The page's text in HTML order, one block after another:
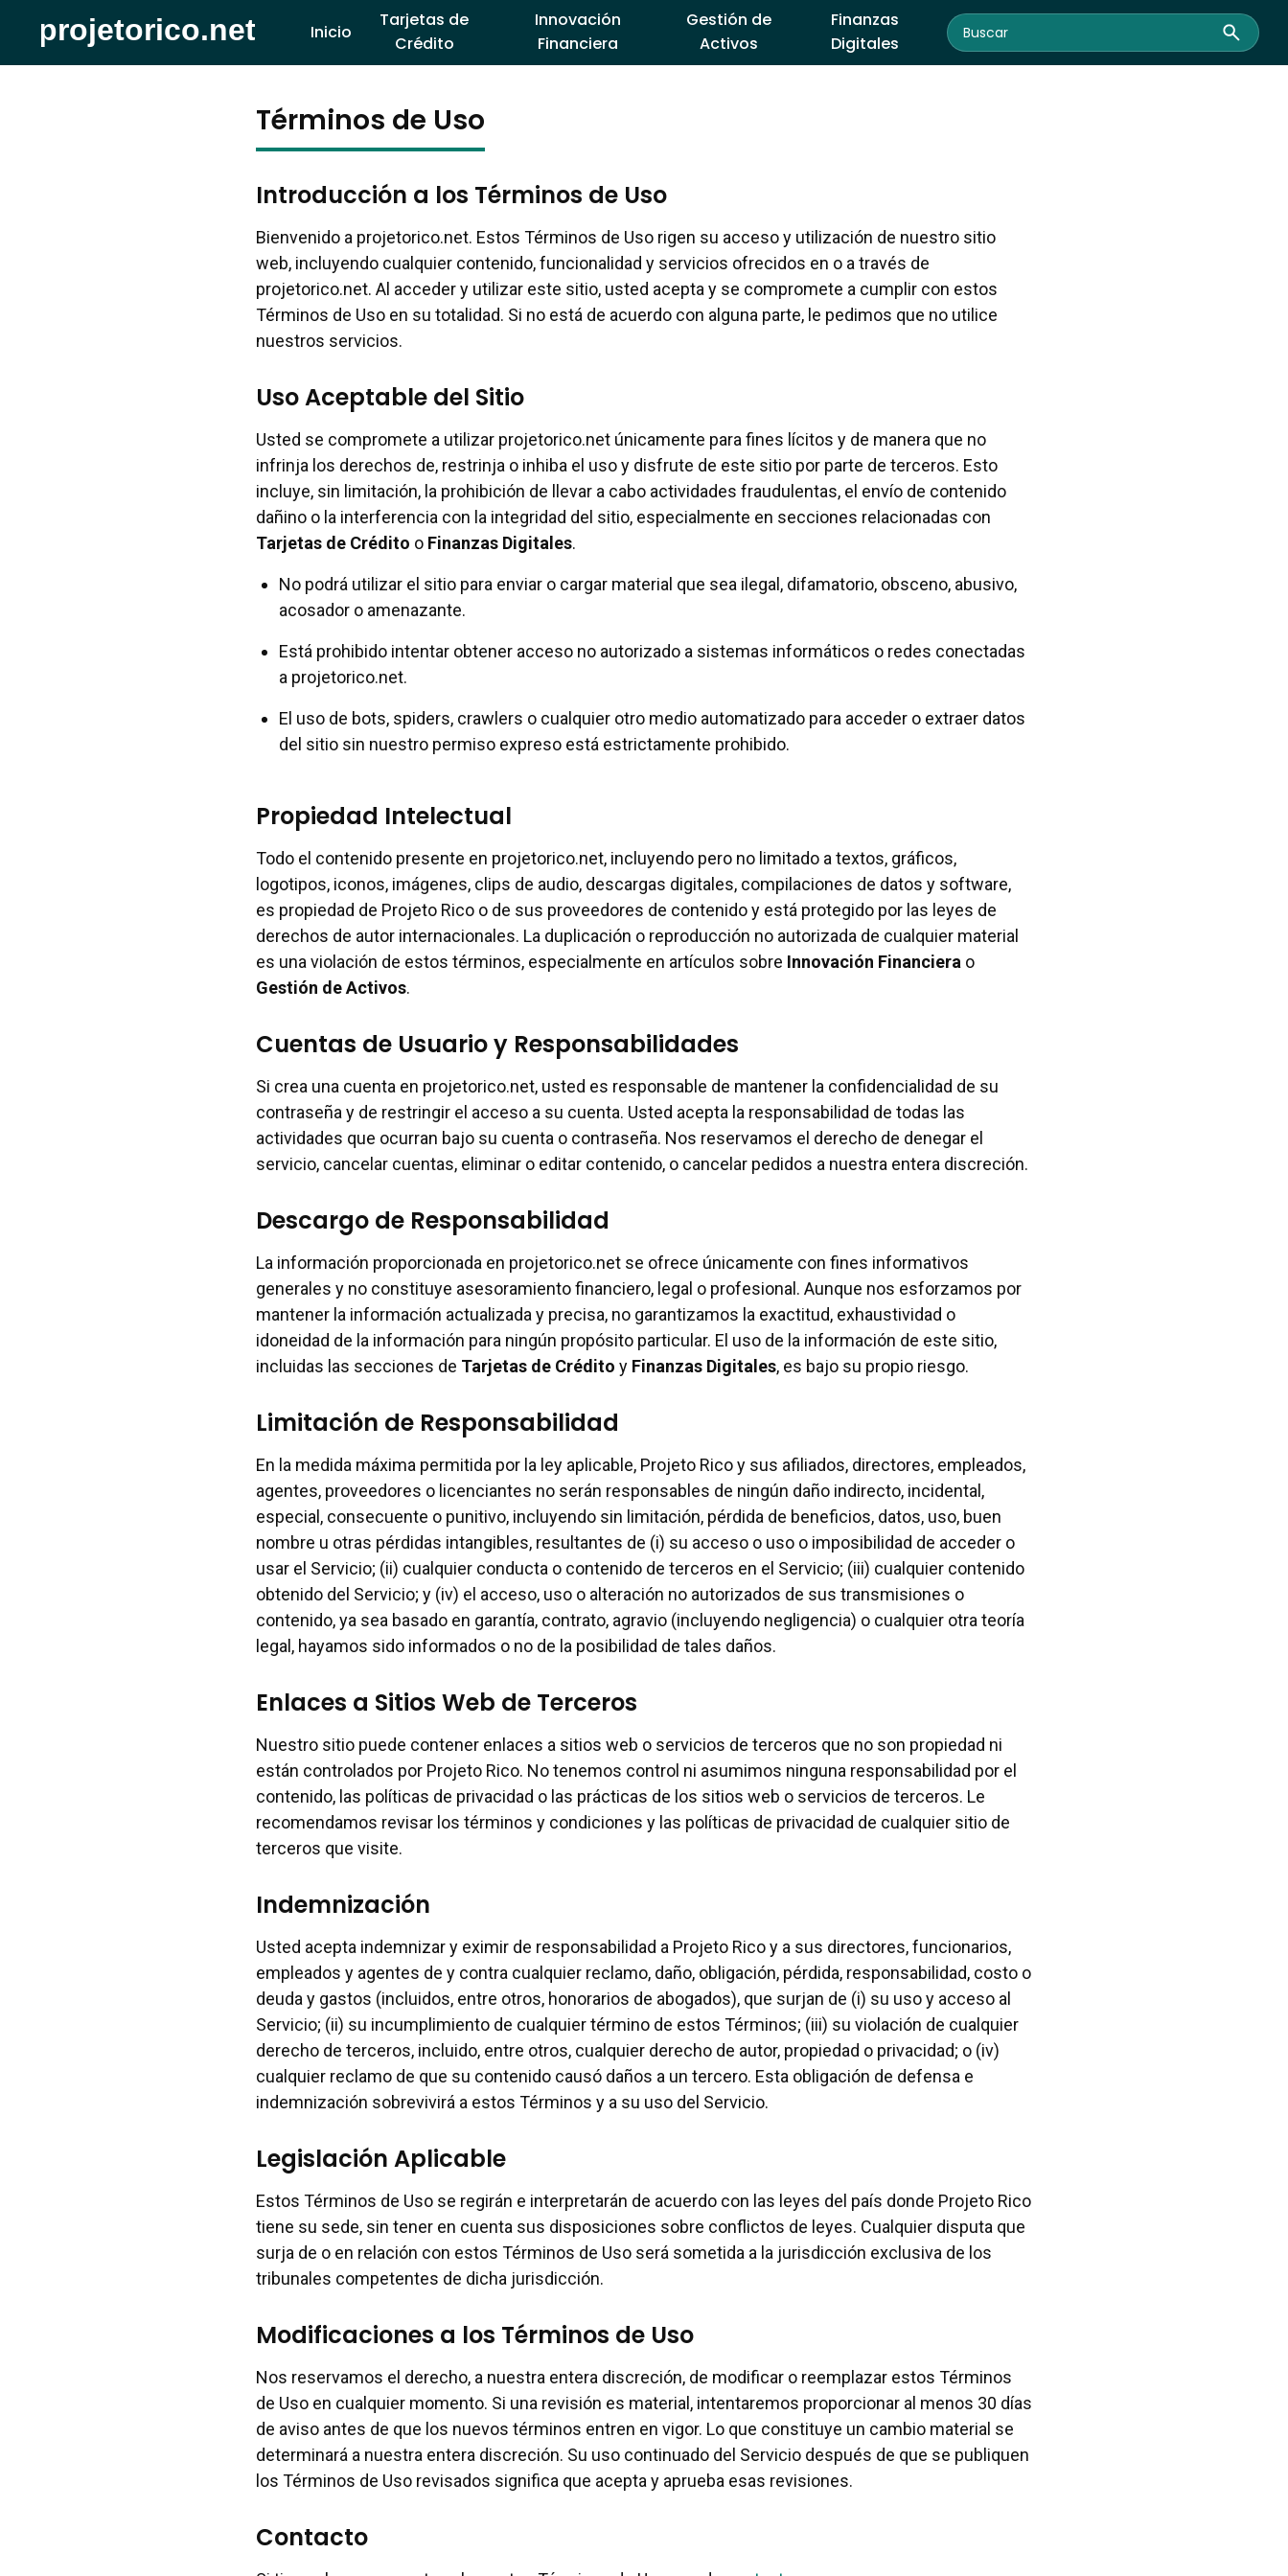
Inicio
Tarjetas de
Crédito
Innovación
Financiera
Gestión de
Activos
Finanzas
Digitales
Términos de Uso
Introducción a los Términos de Uso
Bienvenido a projetorico.net. Estos Términos de Uso rigen su acceso y utilización de nuestro sitio
web, incluyendo cualquier contenido, funcionalidad y servicios ofrecidos en o a través de
projetorico.net. Al acceder y utilizar este sitio, usted acepta y se compromete a cumplir con estos
Términos de Uso en su totalidad. Si no está de acuerdo con alguna parte, le pedimos que no utilice
nuestros servicios.
Uso Aceptable del Sitio
Usted se compromete a utilizar projetorico.net únicamente para fines lícitos y de manera que no
infrinja los derechos de, restrinja o inhiba el uso y disfrute de este sitio por parte de terceros. Esto
incluye, sin limitación, la prohibición de llevar a cabo actividades fraudulentas, el envío de contenido
dañino o la interferencia con la integridad del sitio, especialmente en secciones relacionadas con
Tarjetas de Crédito o Finanzas Digitales.
No podrá utilizar el sitio para enviar o cargar material que sea ilegal, difamatorio, obsceno, abusivo,
acosador o amenazante.
Está prohibido intentar obtener acceso no autorizado a sistemas informáticos o redes conectadas
a projetorico.net.
El uso de bots, spiders, crawlers o cualquier otro medio automatizado para acceder o extraer datos
del sitio sin nuestro permiso expreso está estrictamente prohibido.
Propiedad Intelectual
Todo el contenido presente en projetorico.net, incluyendo pero no limitado a textos, gráficos,
logotipos, iconos, imágenes, clips de audio, descargas digitales, compilaciones de datos y software,
es propiedad de Projeto Rico o de sus proveedores de contenido y está protegido por las leyes de
derechos de autor internacionales. La duplicación o reproducción no autorizada de cualquier material
es una violación de estos términos, especialmente en artículos sobre Innovación Financiera o
Gestión de Activos.
Cuentas de Usuario y Responsabilidades
Si crea una cuenta en projetorico.net, usted es responsable de mantener la confidencialidad de su
contraseña y de restringir el acceso a su cuenta. Usted acepta la responsabilidad de todas las
actividades que ocurran bajo su cuenta o contraseña. Nos reservamos el derecho de denegar el
servicio, cancelar cuentas, eliminar o editar contenido, o cancelar pedidos a nuestra entera discreción.
Descargo de Responsabilidad
La información proporcionada en projetorico.net se ofrece únicamente con fines informativos
generales y no constituye asesoramiento financiero, legal o profesional. Aunque nos esforzamos por
mantener la información actualizada y precisa, no garantizamos la exactitud, exhaustividad o
idoneidad de la información para ningún propósito particular. El uso de la información de este sitio,
incluidas las secciones de Tarjetas de Crédito y Finanzas Digitales, es bajo su propio riesgo.
Limitación de Responsabilidad
En la medida máxima permitida por la ley aplicable, Projeto Rico y sus afiliados, directores, empleados,
agentes, proveedores o licenciantes no serán responsables de ningún daño indirecto, incidental,
especial, consecuente o punitivo, incluyendo sin limitación, pérdida de beneficios, datos, uso, buen
nombre u otras pérdidas intangibles, resultantes de (i) su acceso o uso o imposibilidad de acceder o
usar el Servicio; (ii) cualquier conducta o contenido de terceros en el Servicio; (iii) cualquier contenido
obtenido del Servicio; y (iv) el acceso, uso o alteración no autorizados de sus transmisiones o
contenido, ya sea basado en garantía, contrato, agravio (incluyendo negligencia) o cualquier otra teoría
legal, hayamos sido informados o no de la posibilidad de tales daños.
Enlaces a Sitios Web de Terceros
Nuestro sitio puede contener enlaces a sitios web o servicios de terceros que no son propiedad ni
están controlados por Projeto Rico. No tenemos control ni asumimos ninguna responsabilidad por el
contenido, las políticas de privacidad o las prácticas de los sitios web o servicios de terceros. Le
recomendamos revisar los términos y condiciones y las políticas de privacidad de cualquier sitio de
terceros que visite.
Indemnización
Usted acepta indemnizar y eximir de responsabilidad a Projeto Rico y a sus directores, funcionarios,
empleados y agentes de y contra cualquier reclamo, daño, obligación, pérdida, responsabilidad, costo o
deuda y gastos (incluidos, entre otros, honorarios de abogados), que surjan de (i) su uso y acceso al
Servicio; (ii) su incumplimiento de cualquier término de estos Términos; (iii) su violación de cualquier
derecho de terceros, incluido, entre otros, cualquier derecho de autor, propiedad o privacidad; o (iv)
cualquier reclamo de que su contenido causó daños a un tercero. Esta obligación de defensa e
indemnización sobrevivirá a estos Términos y a su uso del Servicio.
Legislación Aplicable
Estos Términos de Uso se regirán e interpretarán de acuerdo con las leyes del país donde Projeto Rico
tiene su sede, sin tener en cuenta sus disposiciones sobre conflictos de leyes. Cualquier disputa que
surja de o en relación con estos Términos de Uso será sometida a la jurisdicción exclusiva de los
tribunales competentes de dicha jurisdicción.
Modificaciones a los Términos de Uso
Nos reservamos el derecho, a nuestra entera discreción, de modificar o reemplazar estos Términos
de Uso en cualquier momento. Si una revisión es material, intentaremos proporcionar al menos 30 días
de aviso antes de que los nuevos términos entren en vigor. Lo que constituye un cambio material se
determinará a nuestra entera discreción. Su uso continuado del Servicio después de que se publiquen
los Términos de Uso revisados significa que acepta y aprueba esas revisiones.
Contacto